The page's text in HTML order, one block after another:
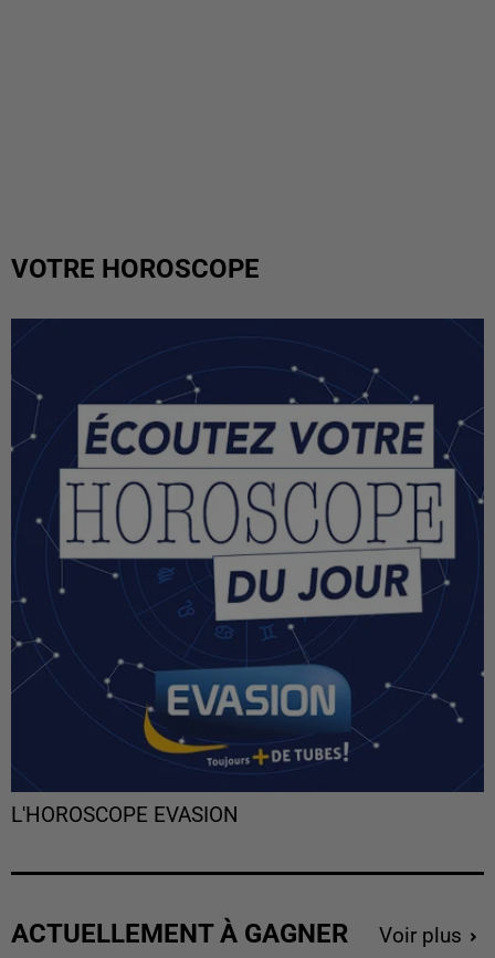
VOTRE HOROSCOPE
L'HOROSCOPE EVASION
ACTUELLEMENT À GAGNER Voir plus